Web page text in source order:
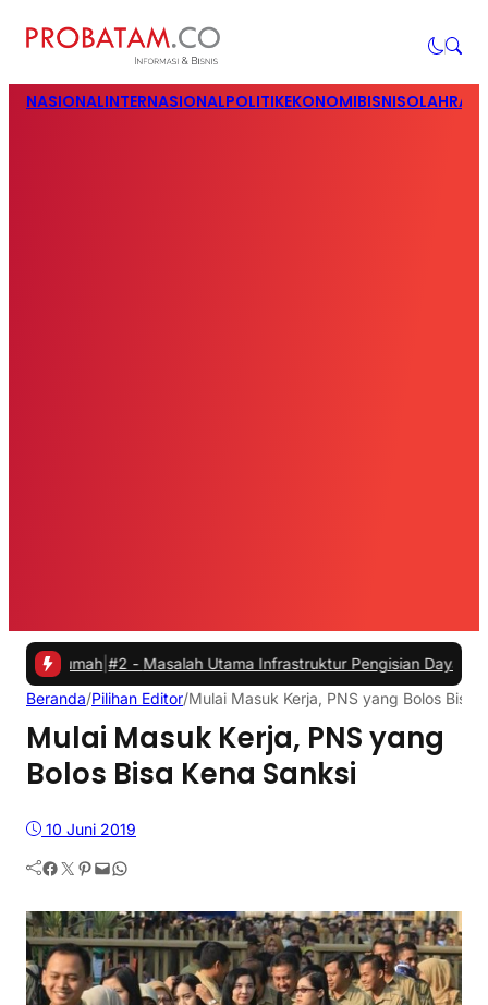
NASIONALINTERNASIONALPOLITIKEKONOMIBISNIS
#2 -Masalah Utama Infrastruktur Pengisian Daya untuk
Beranda/Pilihan Editor/Mulai Masuk Kerja, PNS yang Bolos Bisa
Mulai Masuk Kerja, PNS yang
Bolos Bisa Kena Sanksi
10 Juni 2019
Facebook Twitter Pinterest Mail WhatsApp